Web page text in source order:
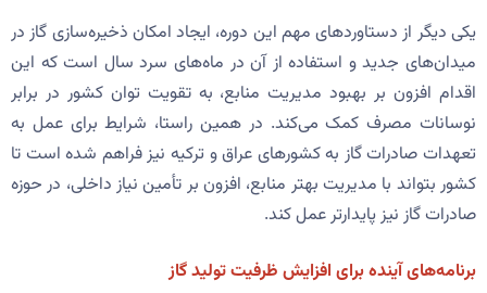
یکی دیگر از دستاوردهای مهم این دوره، ایجاد امکان ذخیره‌سازی گاز در
میدان‌های جدید و استفاده از آن در ماه‌های سرد سال است که این
اقدام افزون بر بهبود مدیریت منابع، به تقویت توان کشور در برابر
نوسانات مصرف کمک می‌کند. در همین راستا، شرایط برای عمل به
تعهدات صادرات گاز به کشورهای عراق و ترکیه نیز فراهم شده است تا
کشور بتواند با مدیریت بهتر منابع، افزون بر تأمین نیاز داخلی، در حوزه
صادرات گاز نیز پایدارتر عمل کند.
برنامه‌های آینده برای افزایش ظرفیت تولید گاز